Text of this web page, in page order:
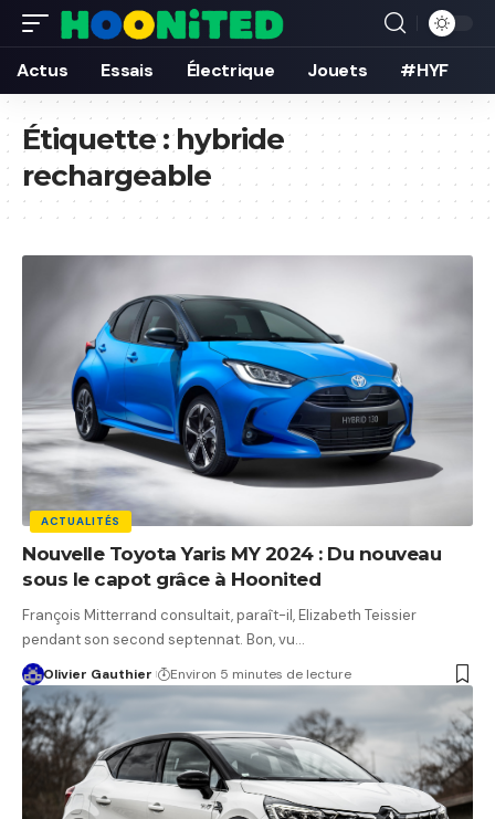
Actus Essais Électrique Jouets #HYF
Étiquette :hybride
rechargeable
ACTUALITÉS
Nouvelle Toyota Yaris MY 2024 : Du nouveau
sous le capot grâce à Hoonited
François Mitterrand consultait, paraît-il, Elizabeth Teissier
pendant son second septennat. Bon, vu…
Olivier Gauthier Environ 5 minutes de lecture